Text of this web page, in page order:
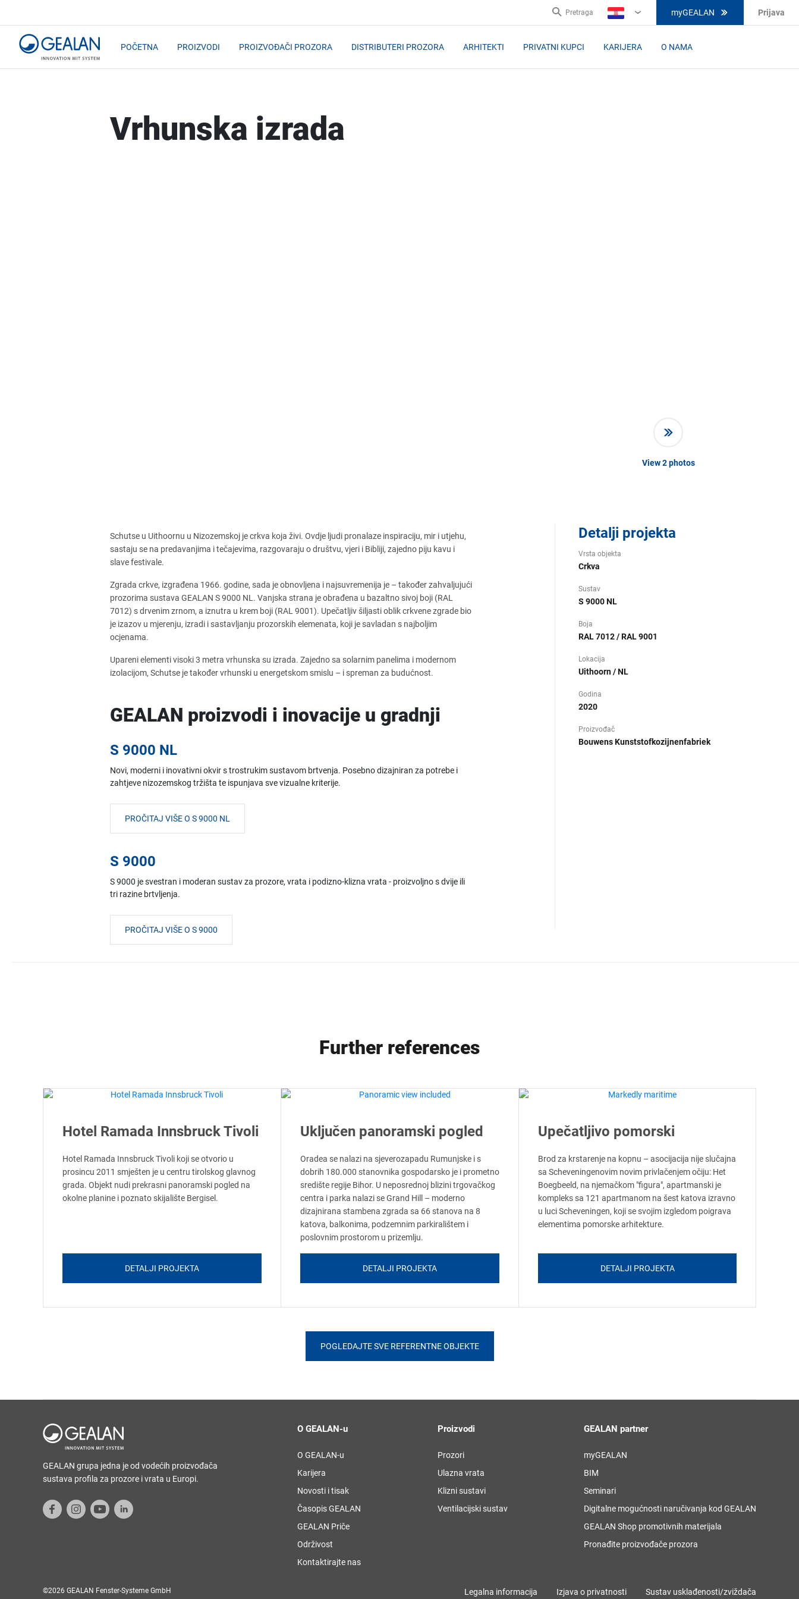
Pretraga
HR
myGEALAN Prijava
POČETNA PROIZVODI PROIZVOĐAČI PROZORA DISTRIBUTERI PROZORA ARHITEKTI PRIVATNI KUPCI KARIJERA O NAMA
Vrhunska izrada
View2photos
Detalji projekta
Vrsta objekta
Crkva
Sustav
S 9000 NL
Boja
RAL 7012 / RAL 9001
Lokacija
Uithoorn / NL
Godina
2020
Proizvođač
Bouwens Kunststofkozijnenfabriek
Schutse u Uithoornu u Nizozemskoj je crkva koja živi. Ovdje ljudi pronalaze inspiraciju, mir i utjehu,
sastaju se na predavanjima i tečajevima, razgovaraju o društvu, vjeri i Bibliji, zajedno piju kavu i
slave festivale.
Zgrada crkve, izgrađena 1966. godine, sada je obnovljena i najsuvremenija je – također zahvaljujući
prozorima sustava GEALAN S 9000 NL. Vanjska strana je obrađena u bazaltno sivoj boji (RAL
7012) s drvenim zrnom, a iznutra u krem boji (RAL 9001). Upečatljiv šiljasti oblik crkvene zgrade bio
je izazov u mjerenju, izradi i sastavljanju prozorskih elemenata, koji je savladan s najboljim
ocjenama.
Upareni elementi visoki 3 metra vrhunska su izrada. Zajedno sa solarnim panelima i modernom
izolacijom, Schutse je također vrhunski u energetskom smislu – i spreman za budućnost.
GEALAN proizvodi i inovacije u gradnji
S 9000 NL
Novi, moderni i inovativni okvir s trostrukim sustavom brtvenja. Posebno dizajniran za potrebe i
zahtjeve nizozemskog tržišta te ispunjava sve vizualne kriterije.
PROČITAJ VIŠE O S 9000 NL
S 9000
S 9000 je svestran i moderan sustav za prozore, vrata i podizno-klizna vrata - proizvoljno s dvije ili
tri razine brtvljenja.
PROČITAJ VIŠE O S 9000
Further references
Hotel Ramada Innsbruck Tivoli
Hotel Ramada Innsbruck Tivoli koji se otvorio u
prosincu 2011 smješten je u centru tirolskog glavnog
grada. Objekt nudi prekrasni panoramski pogled na
okolne planine i poznato skijalište Bergisel.
DETALJI PROJEKTA
Uključen panoramski pogled
Oradea se nalazi na sjeverozapadu Rumunjske i s
dobrih 180.000 stanovnika gospodarsko je i prometno
središte regije Bihor. U neposrednoj blizini trgovačkog
centra i parka nalazi se Grand Hill – moderno
dizajnirana stambena zgrada sa 66 stanova na 8
katova, balkonima, podzemnim parkiralištem i
poslovnim prostorom u prizemlju.
DETALJI PROJEKTA
Upečatljivo pomorski
Brod za krstarenje na kopnu – asocijacija nije slučajna
sa Scheveningenovim novim privlačenjem očiju: Het
Boegbeeld, na njemačkom "figura", apartmanski je
kompleks sa 121 apartmanom na šest katova izravno
u luci Scheveningen, koji se svojim izgledom poigrava
elementima pomorske arhitekture.
DETALJI PROJEKTA
POGLEDAJTE SVE REFERENTNE OBJEKTE
GEALAN grupa jedna je od vodećih proizvođača
sustava profila za prozore i vrata u Europi.
O GEALAN-u
O GEALAN-u
Karijera
Novosti i tisak
Časopis GEALAN
GEALAN Priče
Održivost
Kontaktirajte nas
Proizvodi
Prozori
Ulazna vrata
Klizni sustavi
Ventilacijski sustav
GEALAN partner
myGEALAN
BIM
Seminari
Digitalne mogućnosti naručivanja kod GEALAN
GEALAN Shop promotivnih materijala
Pronađite proizvođače prozora
©2026 GEALAN Fenster-Systeme GmbH Legalna informacija Izjava o privatnosti Sustav usklađenosti/zviždača